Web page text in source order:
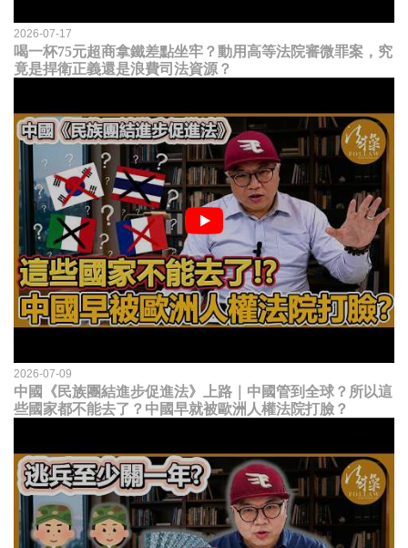
2026-07-17
喝一杯75元超商拿鐵差點坐牢？動用高等法院審微罪案，究
竟是捍衛正義還是浪費司法資源？
2026-07-09
中國《民族團結進步促進法》上路｜中國管到全球？所以這
些國家都不能去了？中國早就被歐洲人權法院打臉？